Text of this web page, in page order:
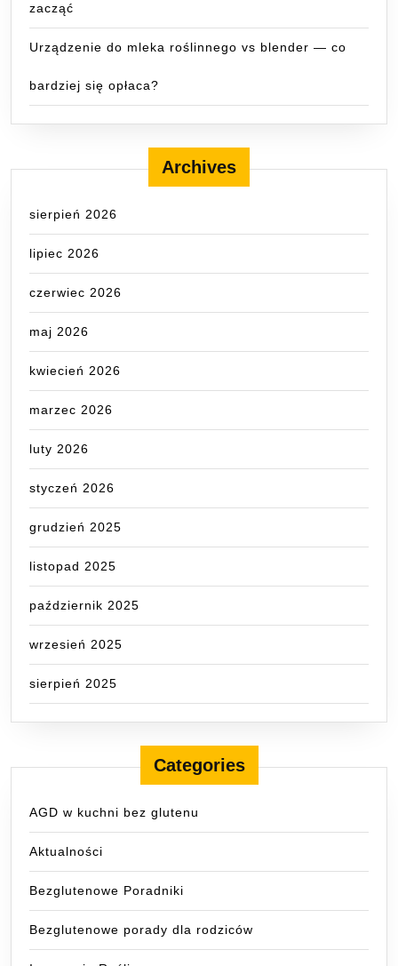
zacząć
Urządzenie do mleka roślinnego vs blender — co
bardziej się opłaca?
Archives
sierpień 2026
lipiec 2026
czerwiec 2026
maj 2026
kwiecień 2026
marzec 2026
luty 2026
styczeń 2026
grudzień 2025
listopad 2025
październik 2025
wrzesień 2025
sierpień 2025
Categories
AGD w kuchni bez glutenu
Aktualności
Bezglutenowe Poradniki
Bezglutenowe porady dla rodziców